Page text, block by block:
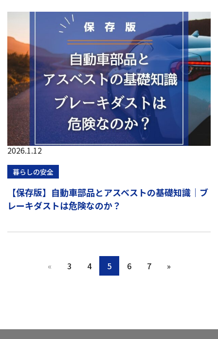
2026.1.12
暮らしの安全
【保存版】自動車部品とアスベストの基礎知識｜ブ
レーキダストは危険なのか？
« 3 4 5 6 7 »